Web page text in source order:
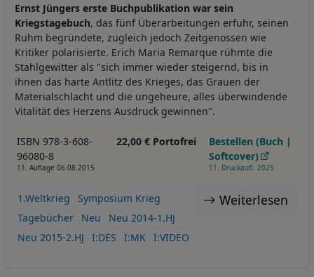
Ernst Jüngers erste Buchpublikation war sein
Kriegstagebuch, das fünf Überarbeitungen erfuhr, seinen
Ruhm begründete, zugleich jedoch Zeitgenossen wie
Kritiker polarisierte. Erich Maria Remarque rühmte die
Stahlgewitter als "sich immer wieder steigernd, bis in
ihnen das harte Antlitz des Krieges, das Grauen der
Materialschlacht und die ungeheure, alles überwindende
Vitalität des Herzens Ausdruck gewinnen".
ISBN 978-3-608-
96080-8
11. Auflage 06.08.2015
22,00 € Portofrei
Bestellen (Buch |
Softcover)
11. Druckaufl. 2025
Weiterlesen
1.Weltkrieg
Symposium Krieg
Tagebücher
Neu
Neu 2014-1.HJ
Neu 2015-2.HJ
I:DES I:MK I:VIDEO